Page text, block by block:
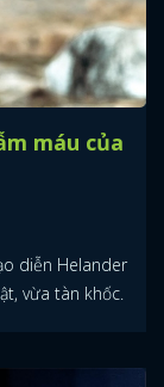
máu của
diễn Helander
vừa tàn khốc.